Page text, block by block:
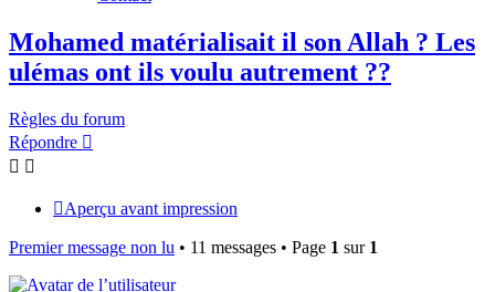
Mohamed matérialisait il son Allah ? Les
ulémas ont ils voulu autrement ??
Règles du forum
Répondre
Aperçu avant impression
Premier message non lu • 11 messages • Page 1 sur 1